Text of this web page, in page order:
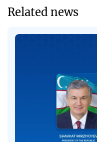
Related news